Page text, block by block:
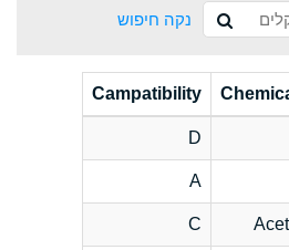
נקה חיפוש
Campatibility
D
A
C